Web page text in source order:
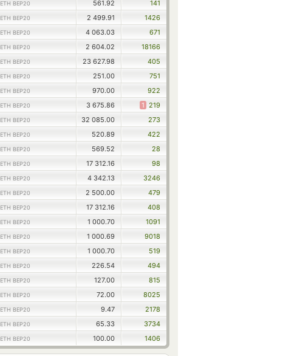
ETH BEP20 561.92
141
ETH BEP20 2 499.91
1426
ETH BEP20 4 063.03
671
ETH BEP20 2 604.02
18166
ETH BEP20 23 627.98
405
ETH BEP20 251.00
751
ETH BEP20 970.00
922
ETH BEP20 3 675.86 1 219
ETH BEP20 32 085.00
273
ETH BEP20 520.89
422
ETH BEP20 569.52
28
ETH BEP20 17 312.16
98
ETH BEP20 4 342.13
3246
ETH BEP20 2 500.00
479
ETH BEP20 17 312.16
408
ETH BEP20 1 000.70
1091
ETH BEP20 1 000.69
9018
ETH BEP20 1 000.70
519
ETH BEP20 226.54
494
ETH BEP20 127.00
815
ETH BEP20 72.00
8025
ETH BEP20 9.47
2178
ETH BEP20 65.33
3734
ETH BEP20 100.00 1406